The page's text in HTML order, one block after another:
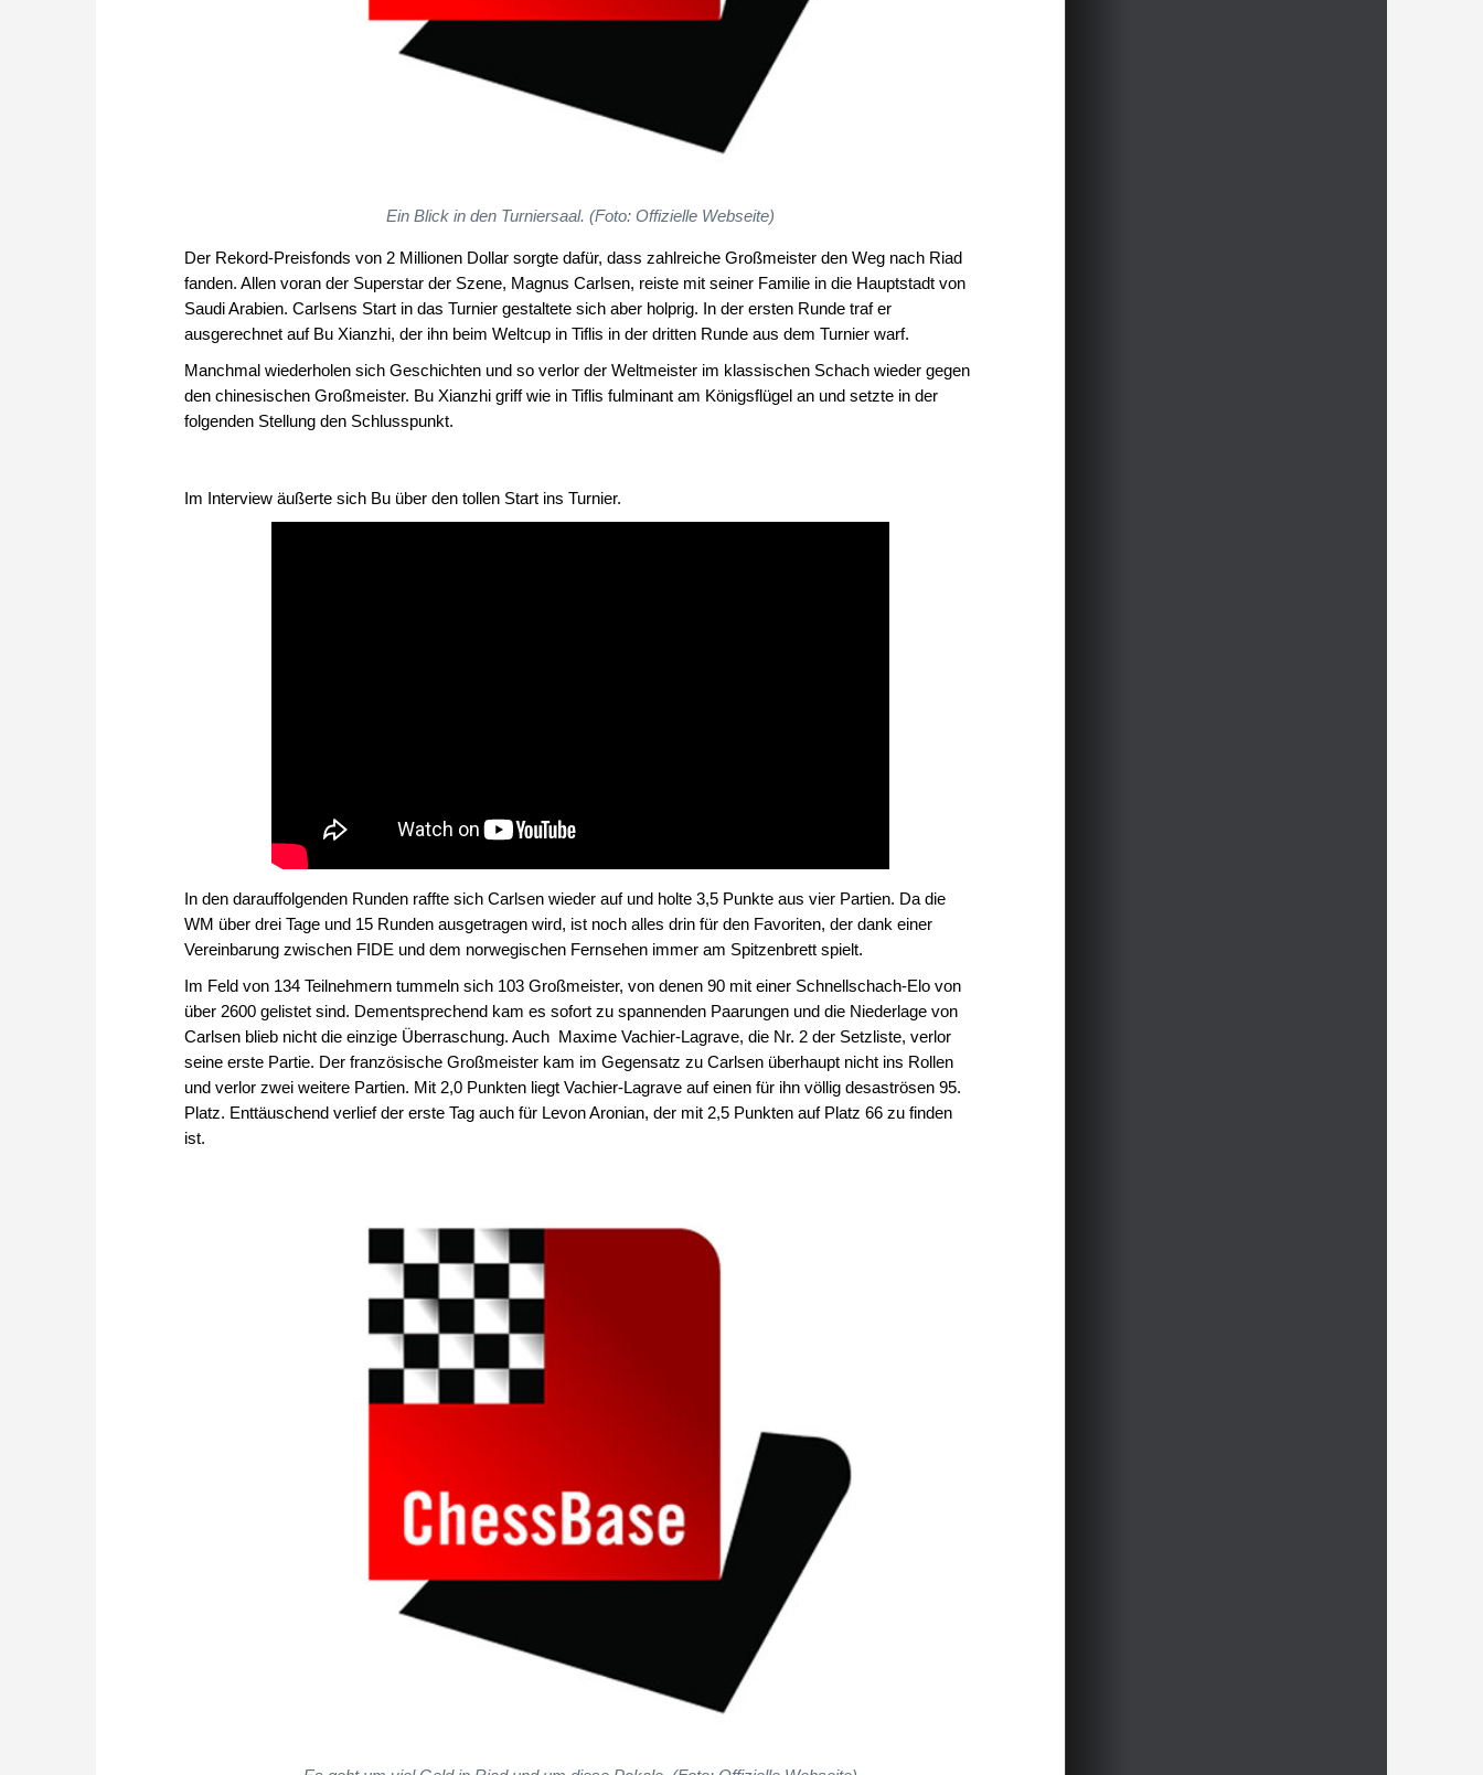
Ein Blick in den Turniersaal. (Foto: Offizielle Webseite)
Der Rekord-Preisfonds von 2 Millionen Dollar sorgte dafür, dass zahlreiche Großmeister den Weg nach Riad
fanden. Allen voran der Superstar der Szene, Magnus Carlsen, reiste mit seiner Familie in die Hauptstadt von
Saudi Arabien. Carlsens Start in das Turnier gestaltete sich aber holprig. In der ersten Runde traf er
ausgerechnet auf Bu Xianzhi, der ihn beim Weltcup in Tiflis in der dritten Runde aus dem Turnier warf.
Manchmal wiederholen sich Geschichten und so verlor der Weltmeister im klassischen Schach wieder gegen
den chinesischen Großmeister. Bu Xianzhi griff wie in Tiflis fulminant am Königsflügel an und setzte in der
folgenden Stellung den Schlusspunkt.
Im Interview äußerte sich Bu über den tollen Start ins Turnier.
In den darauffolgenden Runden raffte sich Carlsen wieder auf und holte 3,5 Punkte aus vier Partien. Da die
WM über drei Tage und 15 Runden ausgetragen wird, ist noch alles drin für den Favoriten, der dank einer
Vereinbarung zwischen FIDE und dem norwegischen Fernsehen immer am Spitzenbrett spielt.
Im Feld von 134 Teilnehmern tummeln sich 103 Großmeister, von denen 90 mit einer Schnellschach-Elo von
über 2600 gelistet sind. Dementsprechend kam es sofort zu spannenden Paarungen und die Niederlage von
Carlsen blieb nicht die einzige Überraschung. Auch Maxime Vachier-Lagrave, die Nr. 2 der Setzliste, verlor
seine erste Partie. Der französische Großmeister kam im Gegensatz zu Carlsen überhaupt nicht ins Rollen
und verlor zwei weitere Partien. Mit 2,0 Punkten liegt Vachier-Lagrave auf einen für ihn völlig desaströsen 95.
Platz. Enttäuschend verlief der erste Tag auch für Levon Aronian, der mit 2,5 Punkten auf Platz 66 zu finden
ist.